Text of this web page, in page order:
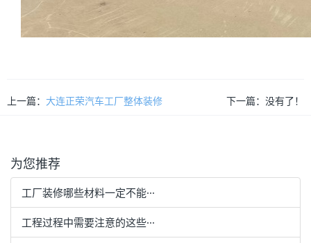
下一篇：没有了！
上一篇： 大连正荣汽车工厂整体装修
为您推荐
工厂装修哪些材料一定不能···
工程过程中需要注意的这些···